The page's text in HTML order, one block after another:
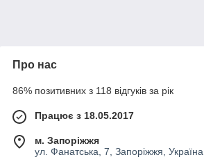
Про нас
86% позитивних з 118 відгуків за рік
Працює з 18.05.2017
м. Запоріжжя
ул. Фанатська, 7, Запоріжжя, Україна